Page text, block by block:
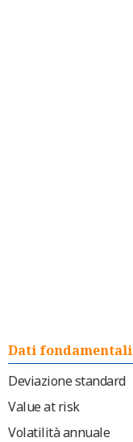
Dati fondamentali
Deviazione standard
Value at risk
Volatilità annuale